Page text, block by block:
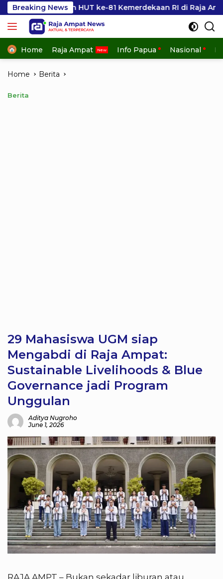
Skip
to
content
Breaking News
ke-81 Kemerdekaan RI di Raja Ampat
Home Raja Ampat Info Papua Nasional
Home Berita
Berita
29 Mahasiswa UGM siap
Mengabdi di Raja Ampat:
Sustainable Livelihoods & Blue
Governance jadi Program
Unggulan
Aditya Nugroho
June 1, 2026